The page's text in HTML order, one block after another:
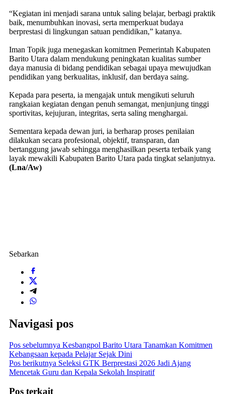
“Kegiatan ini menjadi sarana untuk saling belajar, berbagi praktik
baik, menumbuhkan inovasi, serta memperkuat budaya
berprestasi di lingkungan satuan pendidikan,” katanya.
Iman Topik juga menegaskan komitmen Pemerintah Kabupaten
Barito Utara dalam mendukung peningkatan kualitas sumber
daya manusia di bidang pendidikan sebagai upaya mewujudkan
pendidikan yang berkualitas, inklusif, dan berdaya saing.
Kepada para peserta, ia mengajak untuk mengikuti seluruh
rangkaian kegiatan dengan penuh semangat, menjunjung tinggi
sportivitas, kejujuran, integritas, serta saling menghargai.
Sementara kepada dewan juri, ia berharap proses penilaian
dilakukan secara profesional, objektif, transparan, dan
bertanggung jawab sehingga menghasilkan peserta terbaik yang
layak mewakili Kabupaten Barito Utara pada tingkat selanjutnya.
(Lna/Aw)
Sebarkan
Navigasi pos
Pos sebelumnya Kesbangpol Barito Utara Tanamkan Komitmen
Kebangsaan kepada Pelajar Sejak Dini
Pos berikutnya Seleksi GTK Berprestasi 2026 Jadi Ajang
Mencetak Guru dan Kepala Sekolah Inspiratif
Pos terkait